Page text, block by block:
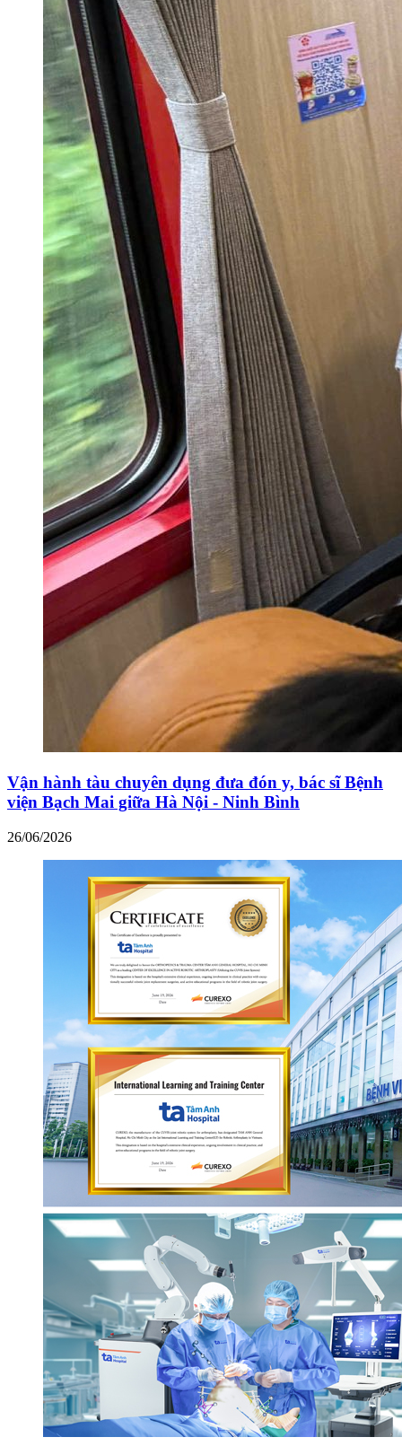
Vận hành tàu chuyên dụng đưa đón y, bác sĩ Bệnh
viện Bạch Mai giữa Hà Nội - Ninh Bình
26/06/2026